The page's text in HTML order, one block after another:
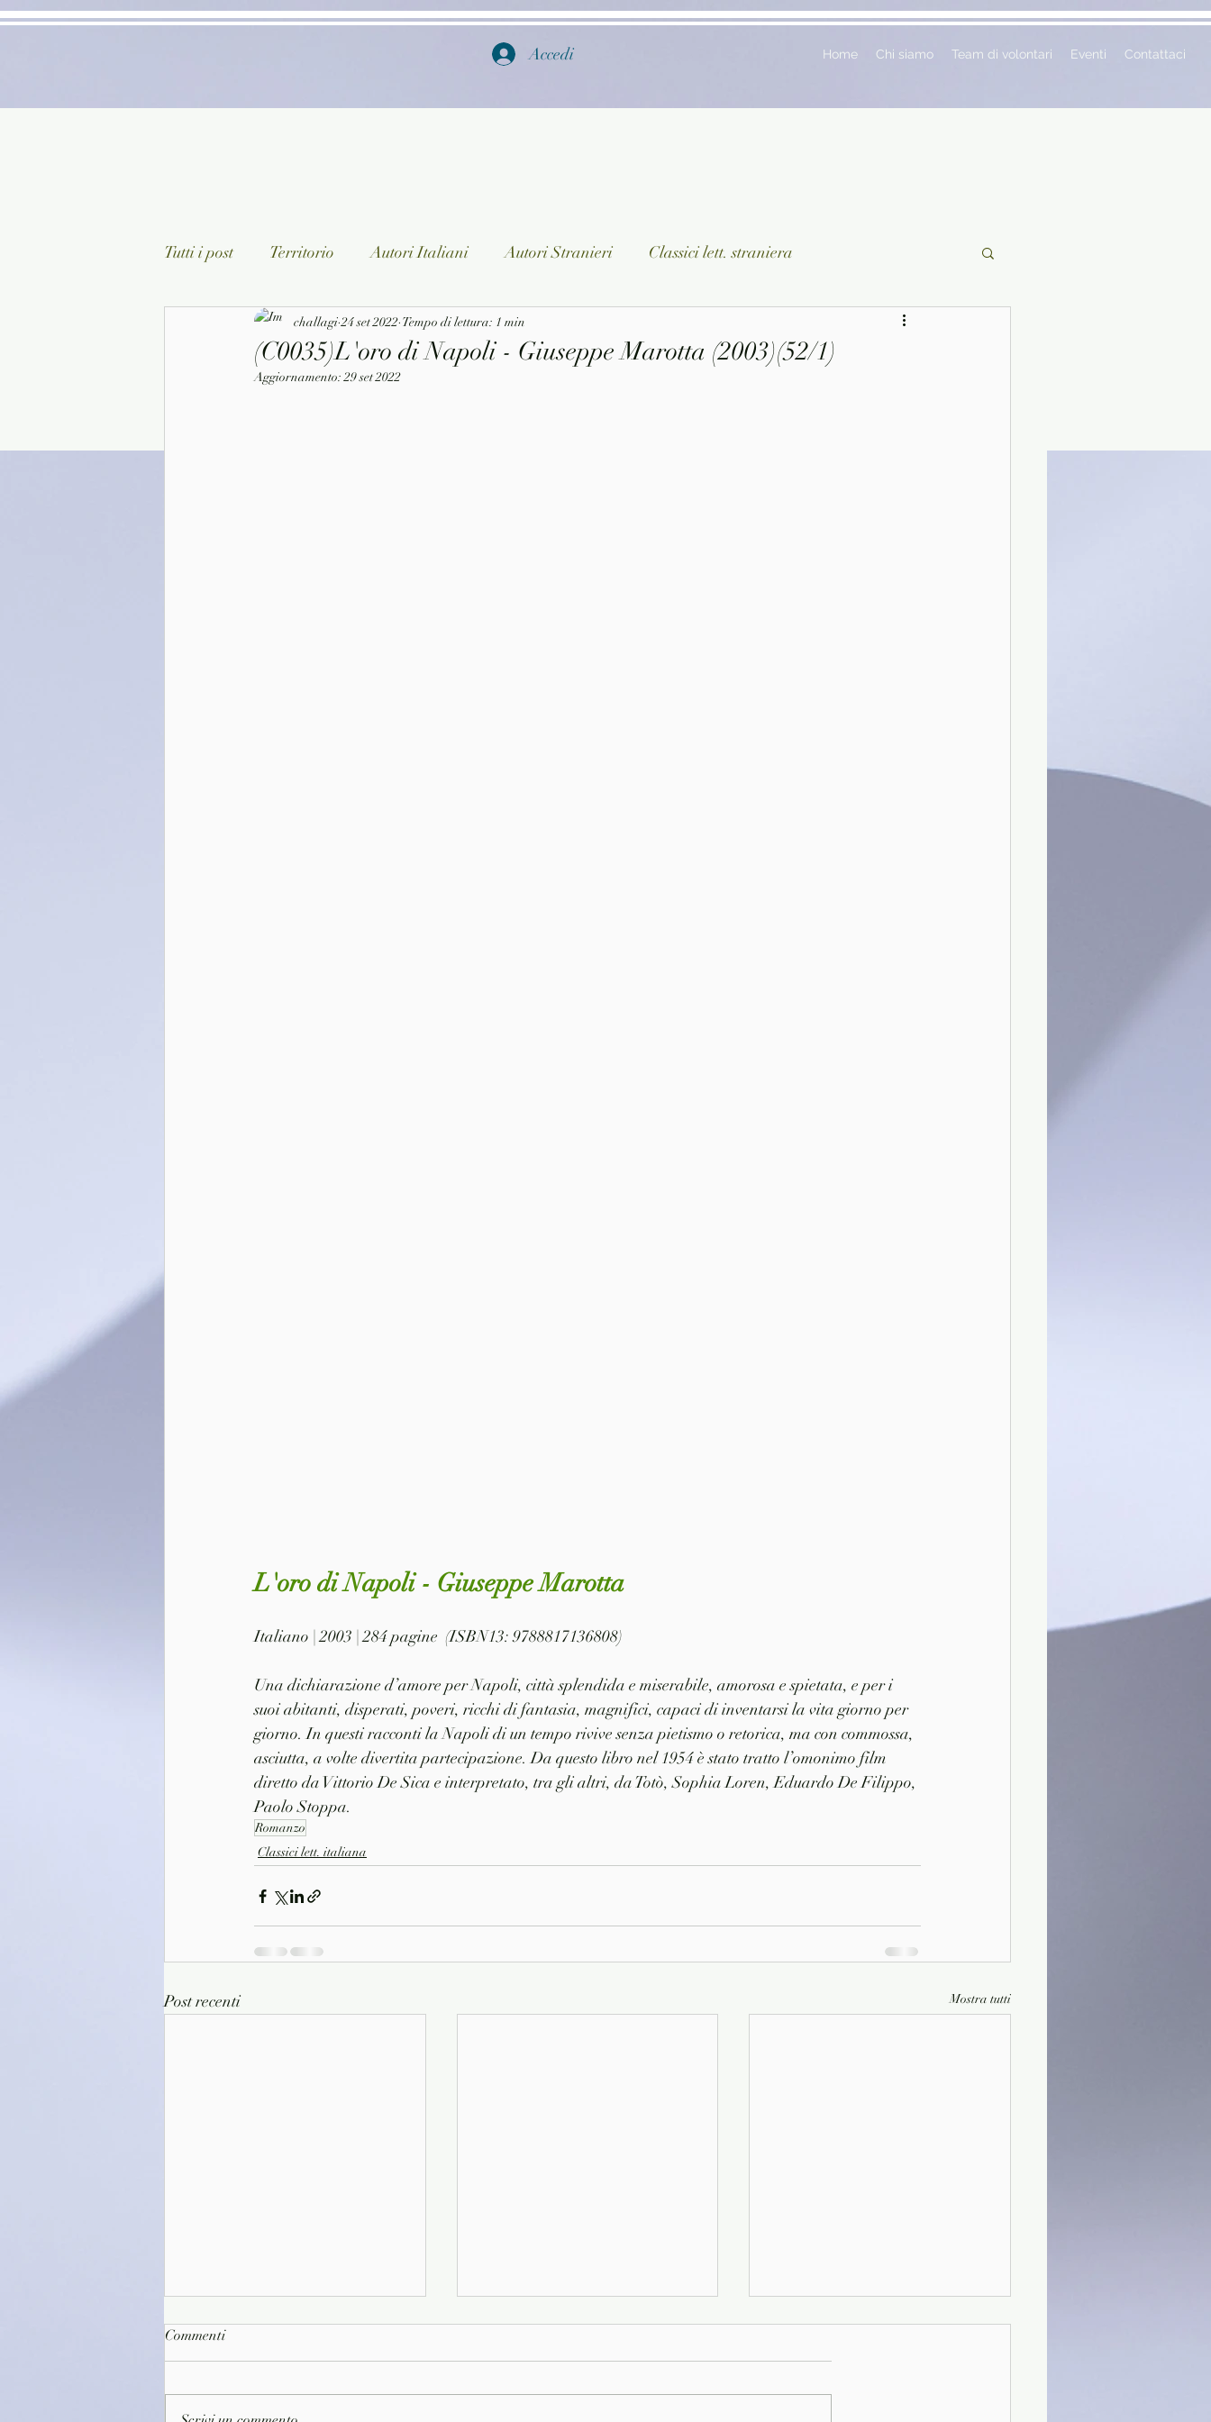
Accedi Home Chi siamo Team di volontari Eventi Contattaci
Tutti i post Territorio Autori Italiani Autori Stranieri Classici lett. straniera
Classici lett. italiana Saggistica Ragazzi
(C0035)L'oro di Napoli - Giuseppe Marotta (2003)(52/1)
challagi 24 set 2022 Tempo di lettura: 1 min
Aggiornamento:29 set 2022
L'oro di Napoli - Giuseppe Marotta
Italiano | 2003 | 284 pagine  (ISBN13: 9788817136808)
Una dichiarazione d’amore per Napoli, città splendida e miserabile, amorosa e spietata, e per i
suoi abitanti, disperati, poveri, ricchi di fantasia, magnifici, capaci di inventarsi la vita giorno per
giorno. In questi racconti la Napoli di un tempo rivive senza pietismo o retorica, ma con commossa,
asciutta, a volte divertita partecipazione. Da questo libro nel 1954 è stato tratto l’omonimo film
diretto da Vittorio De Sica e interpretato, tra gli altri, da Totò, Sophia Loren, Eduardo De Filippo,
Paolo Stoppa.
Romanzo
Classici lett. italiana
Post recenti Mostra tutti
Commenti